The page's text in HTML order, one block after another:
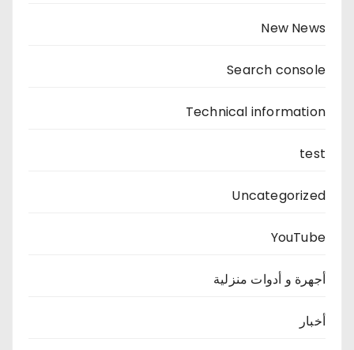
New News
Search console
Technical information
test
Uncategorized
YouTube
أجهرة و أدوات منزلية
أخبار